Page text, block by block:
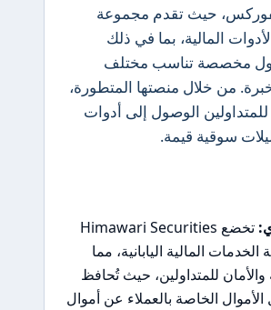
حيث تقدم مجموعة
المالية، بما في ذلك
مخصصة تناسب مختلف
من خلال منصتها المتطورة،
الوصول إلى أدوات
سوقية قيمة.
تخضع Himawari Securities
الخدمات المالية اليابانية، مما
والأمان للمتداولين، حيث تُحافظ
الخاصة بالعملاء عن أموال